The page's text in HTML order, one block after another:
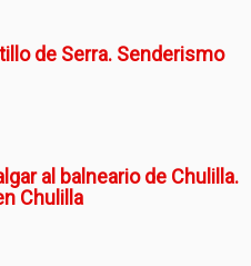
de Serra. Senderismo
al balneario de Chulilla.
Chulilla